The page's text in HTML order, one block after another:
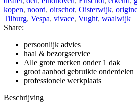
kopen, noord, oirschot, Oisterwijk,
Tilburg, Vespa, vivace, Vught, waalwijk
Share:
persoonlijk advies
haal & bezorgservice
Alle grote merken onder 1 dak
groot aanbod gebruikte onderdelen
professionele werkplaats
Beschrijving